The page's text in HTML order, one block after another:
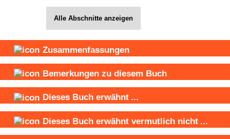
Alle Abschnitte anzeigen
Zusammenfassungen
Bemerkungen zu diesem Buch
Dieses Buch erwähnt ...
Dieses Buch erwähnt vermutlich nicht ...